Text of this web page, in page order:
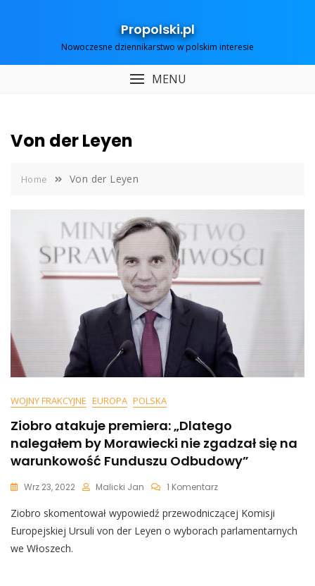
Propolski.pl
Nowoczesne dziennikarstwo w polskim interesie
MENU
Von der Leyen
Home Von der Leyen
WOJNY FRAKCYJNE EUROPA POLSKA
Ziobro atakuje premiera: „Dlatego
nalegałem by Morawiecki nie zgadzał się na
warunkowość Funduszu Odbudowy”
Wrz 23, 2022 Malicki Jan 1 KomentarzDo
Atakuje
Premiera:
„Dlatego
Ziobro skomentował wypowiedź przewodniczącej Komisji
Europejskiej Ursuli von der Leyen o wyborach parlamentarnych
we Włoszech.